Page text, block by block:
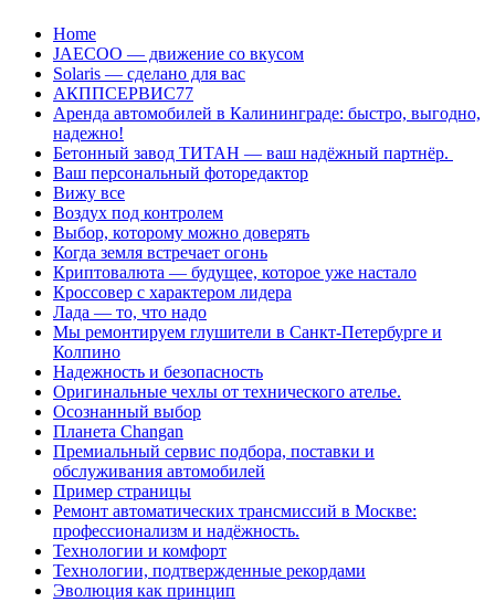
Перейти
содержанию
Home
JAECOO — движение со вкусом
Solaris — сделано для вас
АКППСЕРВИС77
Аренда автомобилей в Калининграде: быстро, выгодно,
надежно!
Бетонный завод ТИТАН — ваш надёжный партнёр.
Ваш персональный фоторедактор
Вижу все
Воздух под контролем
Выбор, которому можно доверять
Когда земля встречает огонь
Криптовалюта — будущее, которое уже настало
Кроссовер с характером лидера
Лада — то, что надо
Мы ремонтируем глушители в Санкт-Петербурге и
Колпино
Надежность и безопасность
Оригинальные чехлы от технического ателье.
Осознанный выбор
Планета Changan
Премиальный сервис подбора, поставки и
обслуживания автомобилей
Пример страницы
Ремонт автоматических трансмиссий в Москве:
профессионализм и надёжность.
Технологии и комфорт
Технологии, подтвержденные рекордами
Эволюция как принцип